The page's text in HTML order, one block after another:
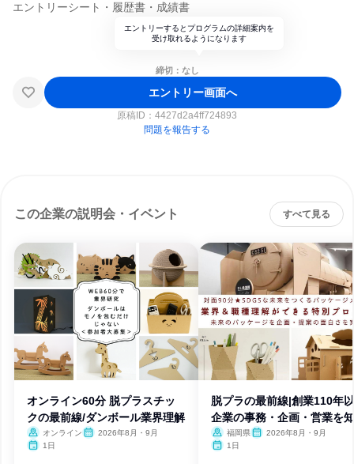
エントリーシート・履歴書・成績書
エントリーするとプログラムの詳細案内を
受け取れるようになります
締切：なし
エントリー画面へ
原稿ID： 4427d2a4ff724893
問題を報告する
この企業の説明会・イベント すべて見る
オンライン60分 脱プラスチッ
クの最前線/ダンボール業界理解
オンライン
2026年8月・9月
1日
脱プラの最前線|創業110年
企業の事務・企画・営業を
福岡県
2026年8月・9月
1日